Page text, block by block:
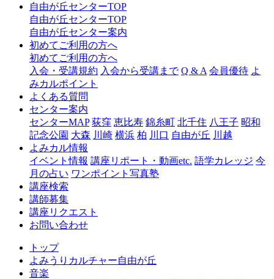
ャ
由
丘
自由が丘センターTOP
自由が丘センターTOP
自由が丘センター案内
初めてご利用の方へ
初めてご利用の方へ
入会・受講規約 入会から受講まで Q & A 会員優待 よ
みカルポイント
よくある質問
センター案内
センターMAP 荻窪 恵比寿 錦糸町 北千住 八王子 昭和
記念公園 大森 川崎 横浜 柏 川口 自由が丘 川越
よみカル情報
イベント情報 講座リポート・動画etc. 語学カレッジ 今
月の占い ワンポイント写真塾
講座検索
講師募集
講座リクエスト
お問い合わせ
トップ
よみうりカルチャー自由が丘
音楽